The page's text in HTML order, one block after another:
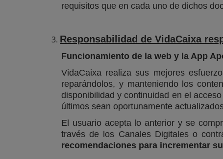
requisitos que en cada uno de dichos
Responsabilidad de VidaCaixa
Funcionamiento de la web y la App
VidaCaixa realiza sus mejores
reparándolos, y manteniendo los
disponibilidad y continuidad en el
últimos sean oportunamente
El usuario acepta lo anterior y se
través de los Canales Digitales o
recomendaciones para incrementar